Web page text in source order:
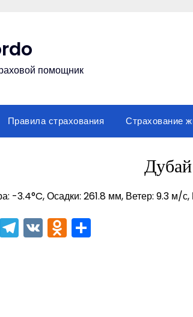
помощник
Правила страхования Страхование
Дубай
-3.4°C, Осадки: 261.8 мм, Ветер: 9.3 м/
ViberTelegram
VKOdnoklassniki